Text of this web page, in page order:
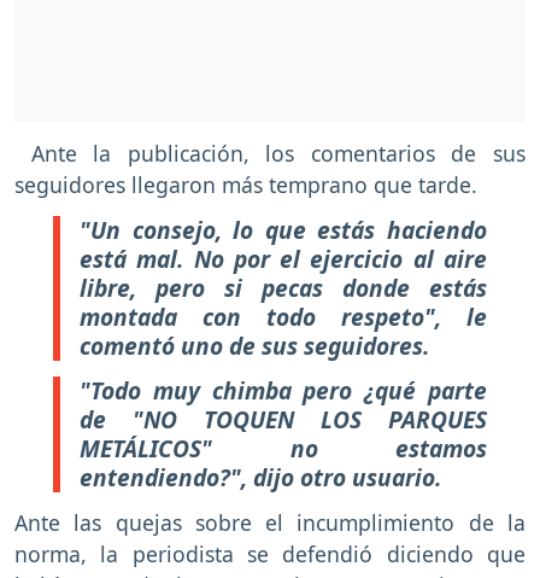
Ante la publicación, los comentarios de sus
seguidores llegaron más temprano que tarde.
"Un consejo, lo que estás haciendo
está mal. No por el ejercicio al aire
libre, pero si pecas donde estás
montada con todo respeto", le
comentó uno de sus seguidores.
"Todo muy chimba pero ¿qué parte
de "NO TOQUEN LOS PARQUES
METÁLICOS" no estamos
entendiendo?", dijo otro usuario.
Ante las quejas sobre el incumplimiento de la
norma, la periodista se defendió diciendo que